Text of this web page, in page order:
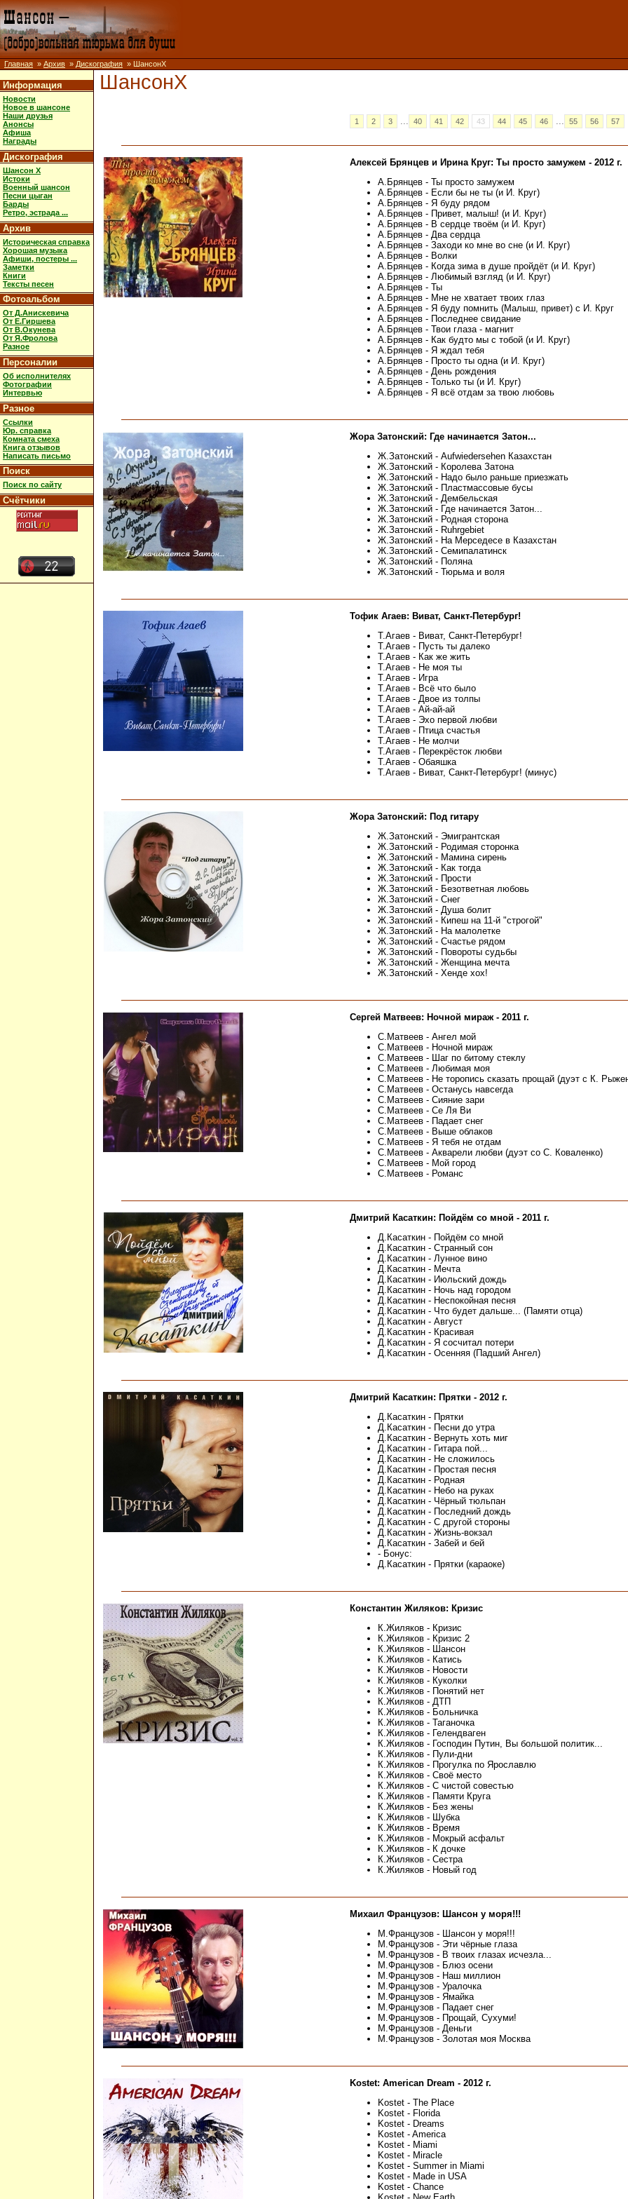
Главная » Архив » Дискография » ШансонX
Информация
Новости
Новое в шансоне
Наши друзья
Анонсы
Афиша
Награды
Дискография
Шансон X
Истоки
Военный шансон
Песни цыган
Барды
Ретро, эстрада ...
Архив
Историческая справка
Хорошая музыка
Афиши, постеры ...
Заметки
Книги
Тексты песен
Фотоальбом
От Д.Анискевича
От Е.Гиршева
От В.Окунева
От Я.Фролова
Разное
Персоналии
Об исполнителях
Фотографии
Интервью
Разное
Ссылки
Юр. справка
Комната смеха
Книга отзывов
Написать письмо
Поиск
Поиск по сайту
Счётчики
ШансонX
1 2 3 ... 40 41 42 43 44 45 46 ... 55 56 57
Алексей Брянцев и Ирина Круг: Ты просто замужем - 2012 г.
А.Брянцев - Ты просто замужем
А.Брянцев - Если бы не ты (и И. Круг)
А.Брянцев - Я буду рядом
А.Брянцев - Привет, малыш! (и И. Круг)
А.Брянцев - В сердце твоём (и И. Круг)
А.Брянцев - Два сердца
А.Брянцев - Заходи ко мне во сне (и И. Круг)
А.Брянцев - Волки
А.Брянцев - Когда зима в душе пройдёт (и И. Круг)
А.Брянцев - Любимый взгляд (и И. Круг)
А.Брянцев - Ты
А.Брянцев - Мне не хватает твоих глаз
А.Брянцев - Я буду помнить (Малыш, привет) с И. Круг
А.Брянцев - Последнее свидание
А.Брянцев - Твои глаза - магнит
А.Брянцев - Как будто мы с тобой (и И. Круг)
А.Брянцев - Я ждал тебя
А.Брянцев - Просто ты одна (и И. Круг)
А.Брянцев - День рождения
А.Брянцев - Только ты (и И. Круг)
А.Брянцев - Я всё отдам за твою любовь
Жора Затонский: Где начинается Затон...
Ж.Затонский - Aufwiedersehen Казахстан
Ж.Затонский - Королева Затона
Ж.Затонский - Надо было раньше приезжать
Ж.Затонский - Пластмассовые бусы
Ж.Затонский - Дембельская
Ж.Затонский - Где начинается Затон...
Ж.Затонский - Родная сторона
Ж.Затонский - Ruhrgebiet
Ж.Затонский - На Мерседесе в Казахстан
Ж.Затонский - Семипалатинск
Ж.Затонский - Поляна
Ж.Затонский - Тюрьма и воля
Тофик Агаев: Виват, Санкт-Петербург!
Т.Агаев - Виват, Санкт-Петербург!
Т.Агаев - Пусть ты далеко
Т.Агаев - Как же жить
Т.Агаев - Не моя ты
Т.Агаев - Игра
Т.Агаев - Всё что было
Т.Агаев - Двое из толпы
Т.Агаев - Ай-ай-ай
Т.Агаев - Эхо первой любви
Т.Агаев - Птица счастья
Т.Агаев - Не молчи
Т.Агаев - Перекрёсток любви
Т.Агаев - Обаяшка
Т.Агаев - Виват, Санкт-Петербург! (минус)
Жора Затонский: Под гитару
Ж.Затонский - Эмигрантская
Ж.Затонский - Родимая сторонка
Ж.Затонский - Мамина сирень
Ж.Затонский - Как тогда
Ж.Затонский - Прости
Ж.Затонский - Безответная любовь
Ж.Затонский - Снег
Ж.Затонский - Душа болит
Ж.Затонский - Кипеш на 11-й "строгой"
Ж.Затонский - На малолетке
Ж.Затонский - Счастье рядом
Ж.Затонский - Повороты судьбы
Ж.Затонский - Женщина мечта
Ж.Затонский - Хенде хох!
Сергей Матвеев: Ночной мираж - 2011 г.
С.Матвеев - Ангел мой
С.Матвеев - Ночной мираж
С.Матвеев - Шаг по битому стеклу
С.Матвеев - Любимая моя
С.Матвеев - Не торопись сказать прощай (дуэт с К.
С.Матвеев - Останусь навсегда
С.Матвеев - Сияние зари
С.Матвеев - Се Ля Ви
С.Матвеев - Падает снег
С.Матвеев - Выше облаков
С.Матвеев - Я тебя не отдам
С.Матвеев - Акварели любви (дуэт со С. Коваленко)
С.Матвеев - Мой город
С.Матвеев - Романс
Дмитрий Касаткин: Пойдём со мной - 2011 г.
Д.Касаткин - Пойдём со мной
Д.Касаткин - Странный сон
Д.Касаткин - Лунное вино
Д.Касаткин - Мечта
Д.Касаткин - Июльский дождь
Д.Касаткин - Ночь над городом
Д.Касаткин - Неспокойная песня
Д.Касаткин - Что будет дальше... (Памяти отца)
Д.Касаткин - Август
Д.Касаткин - Красивая
Д.Касаткин - Я сосчитал потери
Д.Касаткин - Осенняя (Падший Ангел)
Дмитрий Касаткин: Прятки - 2012 г.
Д.Касаткин - Прятки
Д.Касаткин - Песни до утра
Д.Касаткин - Вернуть хоть миг
Д.Касаткин - Гитара пой...
Д.Касаткин - Не сложилось
Д.Касаткин - Простая песня
Д.Касаткин - Родная
Д.Касаткин - Небо на руках
Д.Касаткин - Чёрный тюльпан
Д.Касаткин - Последний дождь
Д.Касаткин - С другой стороны
Д.Касаткин - Жизнь-вокзал
Д.Касаткин - Забей и бей
- Бонус:
Д.Касаткин - Прятки (караоке)
Константин Жиляков: Кризис
К.Жиляков - Кризис
К.Жиляков - Кризис 2
К.Жиляков - Шансон
К.Жиляков - Катись
К.Жиляков - Новости
К.Жиляков - Куколки
К.Жиляков - Понятий нет
К.Жиляков - ДТП
К.Жиляков - Больничка
К.Жиляков - Таганочка
К.Жиляков - Гелендваген
К.Жиляков - Господин Путин, Вы большой политик...
К.Жиляков - Пули-дни
К.Жиляков - Прогулка по Ярославлю
К.Жиляков - Своё место
К.Жиляков - С чистой совестью
К.Жиляков - Памяти Круга
К.Жиляков - Без жены
К.Жиляков - Шубка
К.Жиляков - Время
К.Жиляков - Мокрый асфальт
К.Жиляков - К дочке
К.Жиляков - Сестра
К.Жиляков - Новый год
Михаил Французов: Шансон у моря!!!
М.Французов - Шансон у моря!!!
М.Французов - Эти чёрные глаза
М.Французов - В твоих глазах исчезла...
М.Французов - Блюз осени
М.Французов - Наш миллион
М.Французов - Уралочка
М.Французов - Ямайка
М.Французов - Падает снег
М.Французов - Прощай, Сухуми!
М.Французов - Деньги
М.Французов - Золотая моя Москва
Kostet: American Dream - 2012 г.
Kostet - The Place
Kostet - Florida
Kostet - Dreams
Kostet - America
Kostet - Miami
Kostet - Miracle
Kostet - Summer in Miami
Kostet - Made in USA
Kostet - Chance